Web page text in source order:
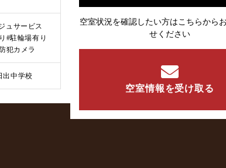
ュサービス
#駐輪場有り
犯カメラ
出中学校
空室状況を確認したい方はこちらから
せください
空室情報を受け取る